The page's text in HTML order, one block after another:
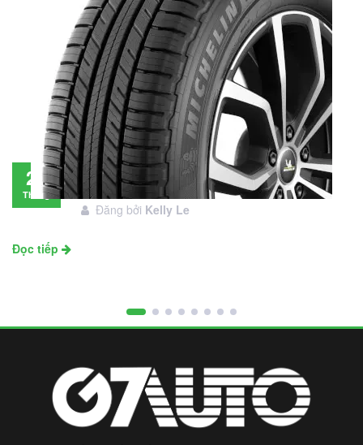
28
Tháng
Đánh giá lốp Michelin Primacy SUV: Đáng
đầu tư không?
Đăng bởi Kelly Le
Đọc tiếp